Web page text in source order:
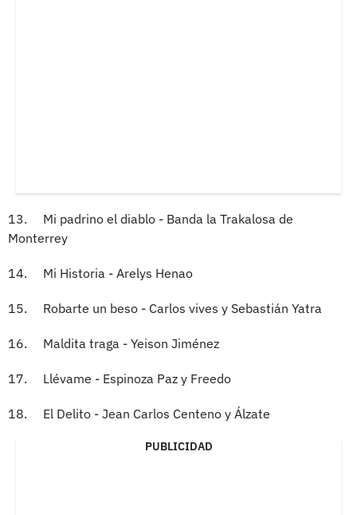
13. Mi padrino el diablo - Banda la Trakalosa de
Monterrey
14. Mi Historia - Arelys Henao
15. Robarte un beso - Carlos vives y Sebastián Yatra
16. Maldita traga - Yeison Jiménez
17. Llévame - Espinoza Paz y Freedo
18. El Delito - Jean Carlos Centeno y Álzate
PUBLICIDAD